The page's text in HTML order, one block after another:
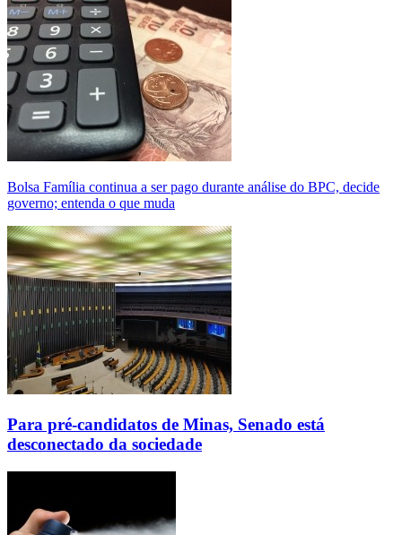
Bolsa Família continua a ser pago durante análise do BPC, decide
governo; entenda o que muda
Para pré-candidatos de Minas, Senado está
desconectado da sociedade